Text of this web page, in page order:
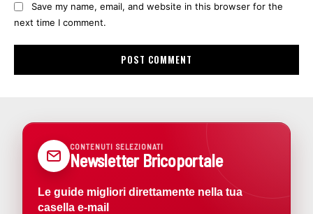
Save my name, email, and website in this browser for the
next time I comment.
CONTENUTI SELEZIONATI
Newsletter Bricoportale
Le guide migliori direttamente nella tua
casella e-mail